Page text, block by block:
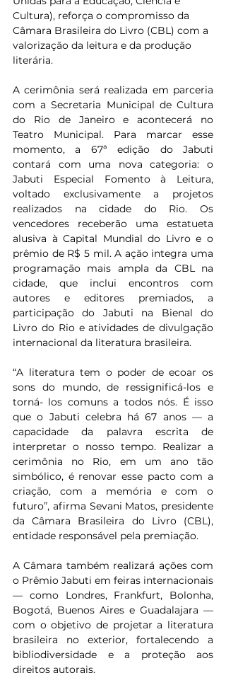
Cultura), reforça o compromisso da
Câmara Brasileira do Livro (CBL) com a
valorização da leitura e da produção
literária.
A cerimônia será realizada em parceria
com a Secretaria Municipal de Cultura
do Rio de Janeiro e acontecerá no
Teatro Municipal. Para marcar esse
momento, a 67ª edição do Jabuti
contará com uma nova categoria: o
Jabuti Especial Fomento à Leitura,
voltado exclusivamente a projetos
realizados na cidade do Rio. Os
vencedores receberão uma estatueta
alusiva à Capital Mundial do Livro e o
prêmio de R$ 5 mil. A ação integra uma
programação mais ampla da CBL na
cidade, que inclui encontros com
autores e editores premiados, a
participação do Jabuti na Bienal do
Livro do Rio e atividades de divulgação
internacional da literatura brasileira.
“A literatura tem o poder de ecoar os
sons do mundo, de ressignificá-los e
torná- los comuns a todos nós. É isso
que o Jabuti celebra há 67 anos — a
capacidade da palavra escrita de
interpretar o nosso tempo. Realizar a
cerimônia no Rio, em um ano tão
simbólico, é renovar esse pacto com a
criação, com a memória e com o
futuro”, afirma Sevani Matos, presidente
da Câmara Brasileira do Livro (CBL),
entidade responsável pela premiação.
A Câmara também realizará ações com
o Prêmio Jabuti em feiras internacionais
— como Londres, Frankfurt, Bolonha,
Bogotá, Buenos Aires e Guadalajara —
com o objetivo de projetar a literatura
brasileira no exterior, fortalecendo a
bibliodiversidade e a proteção aos
direitos autorais.